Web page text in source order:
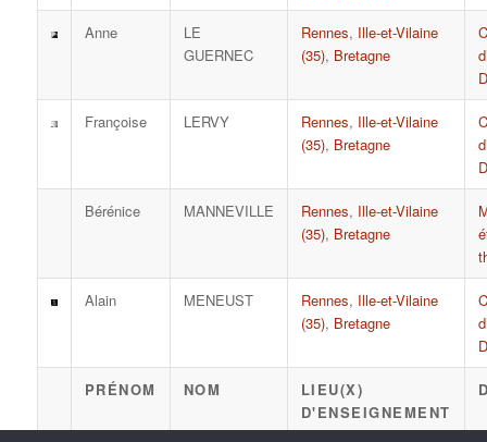
Anne
LE
GUERNEC
Rennes, Ille-et-Vilaine
(35), Bretagne
Françoise LERVY Rennes, Ille-et-Vilaine
(35), Bretagne
Bérénice MANNEVILLE Rennes, Ille-et-Vilaine
(35), Bretagne
Alain MENEUST Rennes, Ille-et-Vilaine
(35), Bretagne
PRÉNOM NOM
LIEU(X)
D'ENSEIGNEMENT